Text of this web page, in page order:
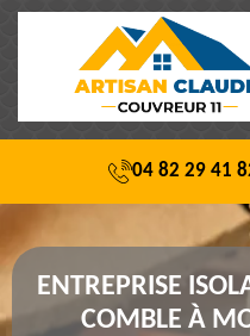
04 82 29 41
ENTREPRISE
COMBLE À